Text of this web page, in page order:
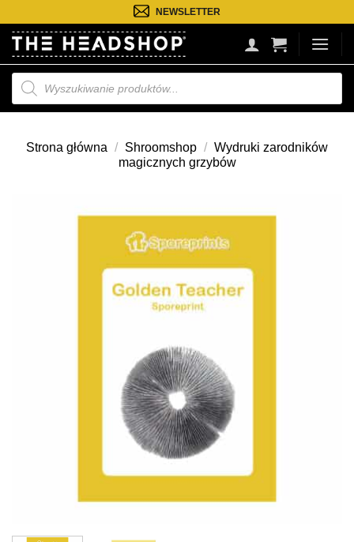
do
treści
NEWSLETTER
Wyszukiwarka
produktów
Strona główna / Shroomshop / Wydruki zarodników
magicznych grzybów